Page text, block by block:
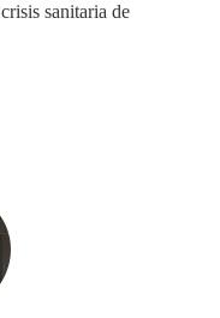
sanitaria de